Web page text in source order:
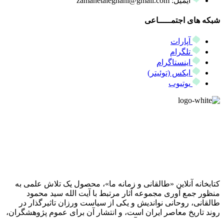
شبکه های اجتمـــــاعی
آپارات
تلگرام
اینستاگرام
ایکس (توئیتر)
یوتیوب
کتابخانه آنلاین «طالقانی و زمانه ما»، محصول یک تلاش علمی به
منظور جمع آوری مجموعه آثار مرتبط با آیت الله سید محمود
طالقانی، روحانی نواندیش و یکی از سیاست ورزان تاثیرگذار در
روند تاریخ معاصر ایران است، و انتشار آن برای عموم پژوهشگران،